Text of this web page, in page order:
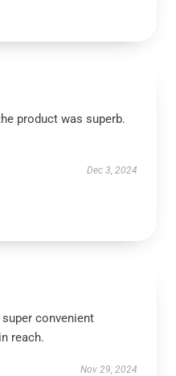
product was superb.
Dec 3, 2024
convenient
reach.
Nov 29, 2024